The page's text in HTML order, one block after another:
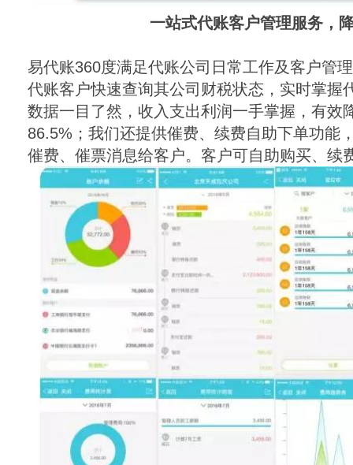
一站式代账客户管理服务，
易代账360度满足代账公司日常工作及客户管
代账客户快速查询其公司财税状态，实时掌握
数据一目了然，收入支出利润一手掌握，有效
86.5% ；我们还提供催费、续费自助下单功能
催费、催票消息给客户。客户可自助购买、续